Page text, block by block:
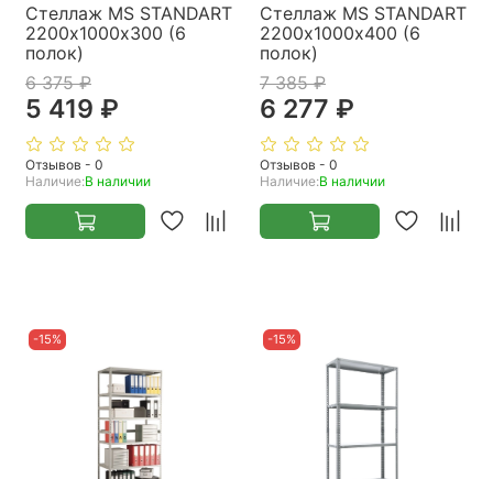
Стеллаж MS STANDART
2200х1000х300 (6
полок)
6 375 ₽
5 419 ₽
Отзывов - 0
Наличие:В наличии
Стеллаж MS STANDART
2200х1000х400 (6
полок)
7 385 ₽
6 277 ₽
Отзывов - 0
Наличие:В наличии
-15% -15%